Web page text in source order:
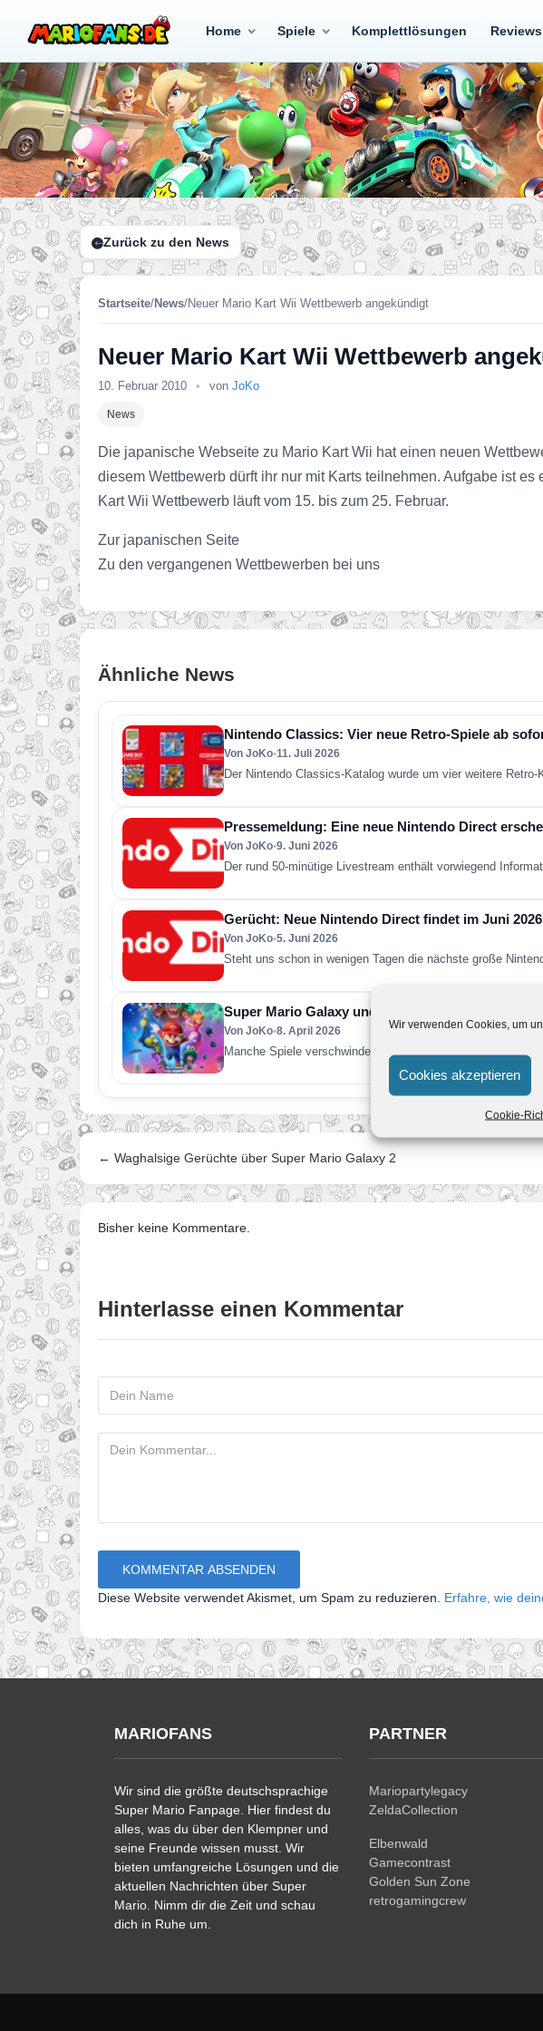
Wir verwenden Cookies, um
Cookies akzeptieren
Cookie-
Home Spiele Komplettlösungen Reviews
Zurück zu den News
Startseite/News/Neuer Mario Kart Wii Wettbewerb angekündigt
Neuer Mario Kart Wii Wettbewerb
10. Februar 2010 • von JoKo
News
Die japanische Webseite zu Mario Kart Wii hat einen neuen
diesem Wettbewerb dürft ihr nur mit Karts teilnehmen. Aufgabe ist
Kart Wii Wettbewerb läuft vom 15. bis zum 25. Februar.
Zur japanischen Seite
Zu den vergangenen Wettbewerben bei uns
Ähnliche News
Nintendo Classics: Vier neue Retro-Spiele ab
Von JoKo•11. Juli 2026
Der Nintendo Classics-Katalog wurde um vier weitere
Pressemeldung: Eine neue Nintendo Direct
Von JoKo•9. Juni 2026
Der rund 50-minütige Livestream enthält vorwiegend
Gerücht: Neue Nintendo Direct findet im Juni
Von JoKo•5. Juni 2026
Steht uns schon in wenigen Tagen die nächste große
Super Mario Galaxy und was Fans in den
Von JoKo•8. April 2026
Manche Spiele verschwinden nach ein paar Jahren aus
← Waghalsige Gerüchte über Super Mario Galaxy 2
Bisher keine Kommentare.
Hinterlasse einen Kommentar
Diese Website verwendet Akismet, um Spam zu reduzieren. Erfahre, wie
MARIOFANS
Wir sind die größte deutschsprachige
Super Mario Fanpage. Hier findest du
alles, was du über den Klempner und
seine Freunde wissen musst. Wir
bieten umfangreiche Lösungen und die
aktuellen Nachrichten über Super
Mario. Nimm dir die Zeit und schau
dich in Ruhe um.
PARTNER
Mariopartylegacy
ZeldaCollection
Elbenwald
Gamecontrast
Golden Sun Zone
retrogamingcrew